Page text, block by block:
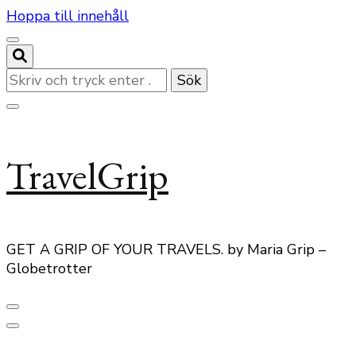
Hoppa till innehåll
Letar
du
efter
TravelGrip
GET A GRIP OF YOUR TRAVELS. by Maria Grip –
Globetrotter